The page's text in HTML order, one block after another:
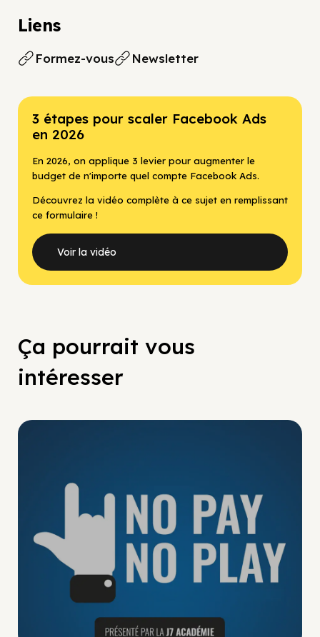
Liens
Formez-vous Newsletter
3 étapes pour scaler Facebook Ads
en 2026
En 2026, on applique 3 levier pour augmenter le
budget de n'importe quel compte Facebook Ads.
Découvrez la vidéo complète à ce sujet en remplissant
ce formulaire !
Voir la vidéo
Ça pourrait vous
intéresser